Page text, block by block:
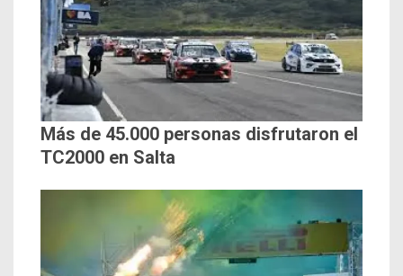
Más de 45.000 personas disfrutaron el
TC2000 en Salta